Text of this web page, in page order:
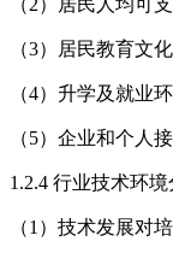
（3）居民教育文
（4）升学及就业
（5）企业和个人
1.2.4 行业技术环
（1）技术发展对